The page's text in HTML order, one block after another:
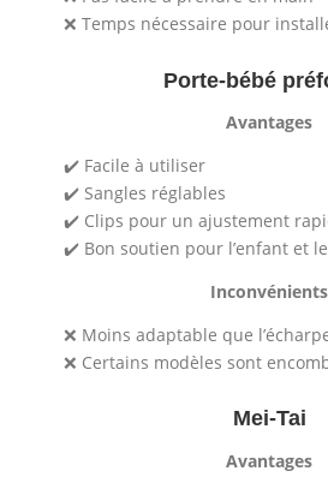
❌ Temps nécessaire pour
Porte-bébé
Avantages
✔️ Facile à utiliser
✔️ Sangles réglables
✔️ Clips pour un ajustement
✔️ Bon soutien pour l’enfant et
Inconvénients
❌ Moins adaptable que
❌ Certains modèles sont
Mei-Tai
Avantages